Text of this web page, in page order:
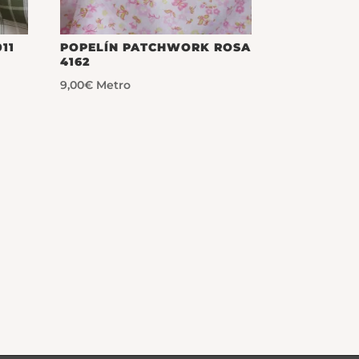
POPELÍN PATCHWORK ROSA
4162
9,00€ Metro